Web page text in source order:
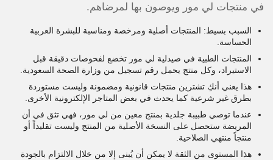
في منتجات لي مور ويوصون بها لمرضاهم.
السبب بسيط: المنتجات أصلية ومرخصة ومناسبة للبشرة العربية
الحساسة.
المنتجات الطبية في صيدلية لي مور تخضع لفحوصات دقيقة قبل
الاستيراد، وكل منتج يحمل رقم تسجيل من وزارة الصحة السعودية.
هذا يعني أنكِ تشترين منتجات قانونية ومضمونة وليست مستوردة
بطرق غير شرعية كما يحدث في بعض المتاجر الإلكترونية الأخرى.
عندما توصي طبيبة جلدية بمنتج معين من لي مور، فهي تثق في أن
المريضة ستحصل على النسخة الأصلية من المنتج وليست تقليداً أو
منتجاً منتهي الصلاحية.
هذا المستوى من الثقة لا يمكن أن يُبنى إلا من خلال الالتزام بالجودة